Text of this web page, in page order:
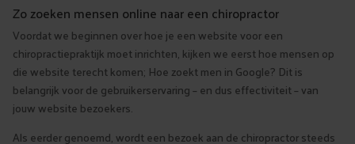
Zo zoeken mensen online naar een chiropractor
Voordat we beginnen over hoe je een website voor een
chiropractiepraktijk moet inrichten, kijken we eerst hoe mensen op
die website terecht komen; Hoe zoekt men in Google? Dit is
belangrijk voor de gebruikerservaring – en dus effectiviteit – van
jouw website bezoekers.
Als eerder genoemd, wordt een bezoek aan de chiropractor steeds